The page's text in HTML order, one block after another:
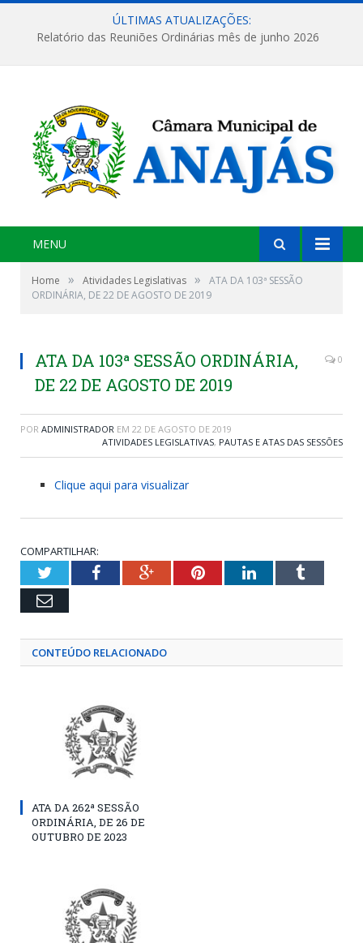
ÚLTIMAS ATUALIZAÇÕES:
Relatório das Reuniões Ordinárias mês de junho 2026
MENU
Home » Atividades Legislativas »
ATA DA 103ª SESSÃO
ORDINÁRIA, DE 22 DE AGOSTO DE 2019
ATA DA 103ª SESSÃO ORDINÁRIA,
DE 22 DE AGOSTO DE 2019
0
POR ADMINISTRADOR EM 22 DE AGOSTO DE 2019
ATIVIDADES LEGISLATIVAS, PAUTAS E ATAS DAS SESSÕES
Clique aqui para visualizar
COMPARTILHAR:
TwitterFacebookGoogle+PinterestLinkedInTumblr
Email
CONTEÚDO RELACIONADO
ATA DA 262ª SESSÃO
ORDINÁRIA, DE 26 DE
OUTUBRO DE 2023